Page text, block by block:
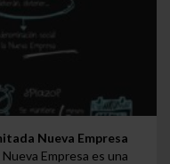
Nueva Empresa
Empresa es una